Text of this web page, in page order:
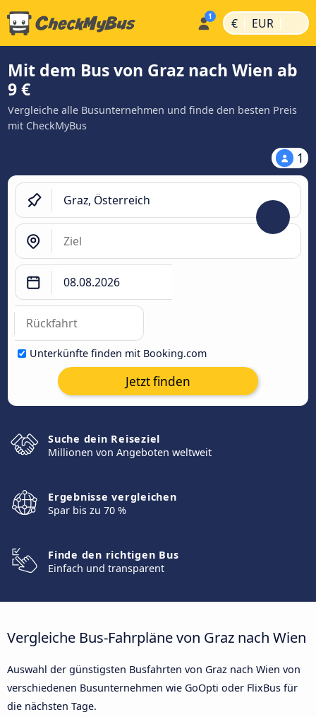
€ | EUR |
Mit dem Bus von Graz nach Wien ab
9 €
Vergleiche alle Busunternehmen und finde den besten Preis
mit CheckMyBus
1
Unterkünfte finden mit Booking.com
Jetzt finden
Suche dein Reiseziel
Millionen von Angeboten weltweit
Ergebnisse vergleichen
Spar bis zu 70 %
Finde den richtigen Bus
Einfach und transparent
Vergleiche Bus-Fahrpläne von Graz nach Wien
Auswahl der günstigsten Busfahrten von Graz nach Wien von
verschiedenen Busunternehmen wie GoOpti oder FlixBus für
die nächsten Tage.